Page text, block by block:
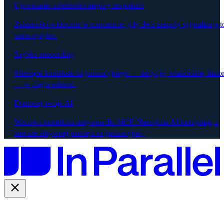
Ujawnianie zależności między zespołami
Zależności widoczne w momencie, gdy dwa zespoły sygnalizują
samo ryzyko.
Szybki onboarding
Miesiące kontekstu organizacyjnego — decyzje, właściciele,
— w ciągu sekund.
Dostosuj swoje AI
Warstwa kontekstu natywna dla MCP. Narzędzia AI korzystają z
zawsze aktywnej pamięci organizacyjnej.